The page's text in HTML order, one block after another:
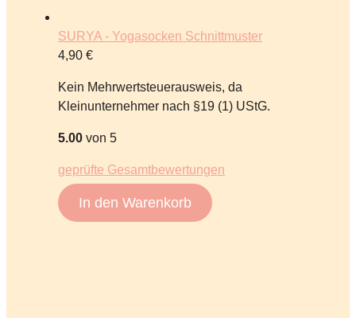
SURYA - Yogasocken Schnittmuster
4,90 €
Kein Mehrwertsteuerausweis, da
Kleinunternehmer nach §19 (1) UStG.
5.00 von 5
geprüfte Gesamtbewertungen
In den Warenkorb